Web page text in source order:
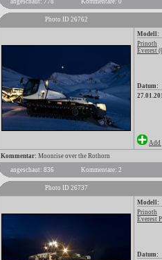
angeschaut: 778
Kommentare: 0
Photo ID 26762
Modell:
Prinoth
Everest
Datum:
Add
Kommentar: Moonrise over the Rothorn
angeschaut: 836
Kommentare: 2
Photo ID 26737
Modell:
Prinoth
Everest
Datum: